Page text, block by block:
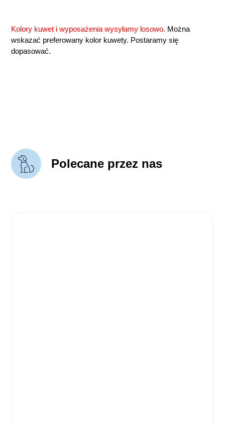
Kolory kuwet i wyposażenia wysyłamy losowo. Można
wskazać preferowany kolor kuwety. Postaramy się
dopasować.
Polecane przez nas